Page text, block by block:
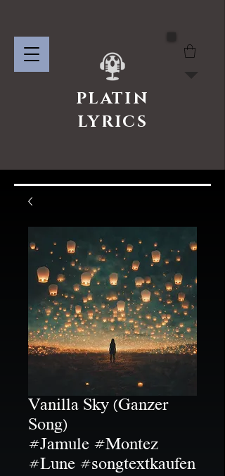
PLATIN
LYRICS
Vanilla Sky (Ganzer
Song)
#Jamule #Montez
#Lune #songtextkaufen